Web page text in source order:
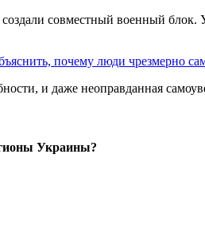
совместный военный
и даже неоправданная
Украины?